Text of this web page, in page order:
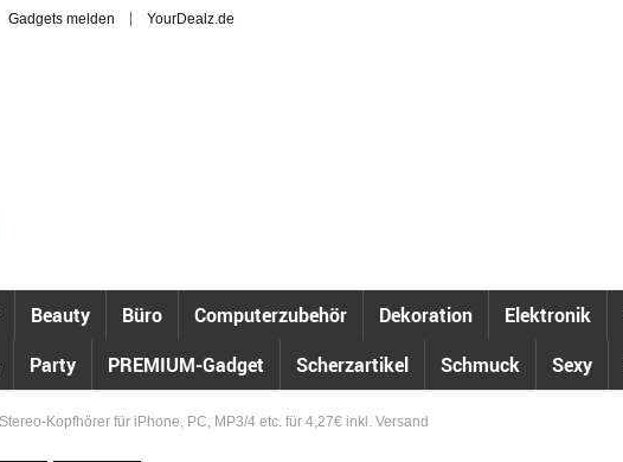
Gadgets melden YourDealz.de
Beauty Büro Computerzubehör Dekoration Elektronik
Party PREMIUM-Gadget Scherzartikel Schmuck Sexy
Kopfhörer für iPhone, PC, MP3/4 etc. für 4,27€ inkl. Versand